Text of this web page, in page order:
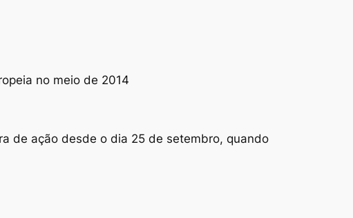
no meio de 2014
de ação desde o dia 25 de setembro, quando